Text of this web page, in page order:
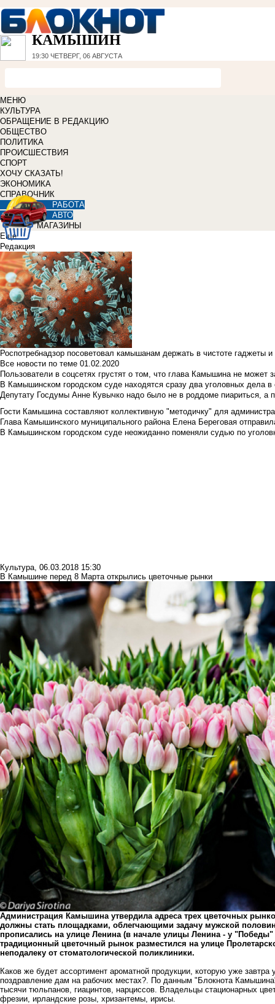
КАМЫШИН
19:30 ЧЕТВЕРГ, 06 АВГУСТА
МЕНЮ
КУЛЬТУРА
ОБРАЩЕНИЕ В РЕДАКЦИЮ
ОБЩЕСТВО
ПОЛИТИКА
ПРОИСШЕСТВИЯ
СПОРТ
ХОЧУ СКАЗАТЬ!
ЭКОНОМИКА
СПРАВОЧНИК
РАБОТА
АВТО
МАГАЗИНЫ
Еще
Редакция
Роспотребнадзор посоветовал камышанам держать в чистоте гаджеты
Все новости по теме 01.02.2020
Пользователи в соцсетях грустят о том, что глава Камышина не может
В Камышинском городском суде находятся сразу два уголовных дела
Депутату Госдумы Анне Кувычко надо было не в роддоме пиариться, а
Гости Камышина составляют коллективную "методичку" для
Глава Камышинского муниципального района Елена Береговая
В Камышинском городском суде неожиданно поменяли судью по
Культура, 06.03.2018 15:30
В Камышине перед 8 Марта открылись цветочные рынки
Администрация Камышина утвердила адреса трех цветочных
должны стать площадками, облегчающими задачу мужской
прописались на улице Ленина (в начале улицы Ленина - у
традиционный цветочный рынок разместился на улице
неподалеку от стоматологической поликлиники.
Каков же будет ассортимент ароматной продукции, которую уже
поздравление дам на рабочих местах?. По данным "Блокнота
тысячи тюльпанов, гиацинтов, нарциссов. Владельцы стационарных
фрезии, ирландские розы, хризантемы, ирисы.